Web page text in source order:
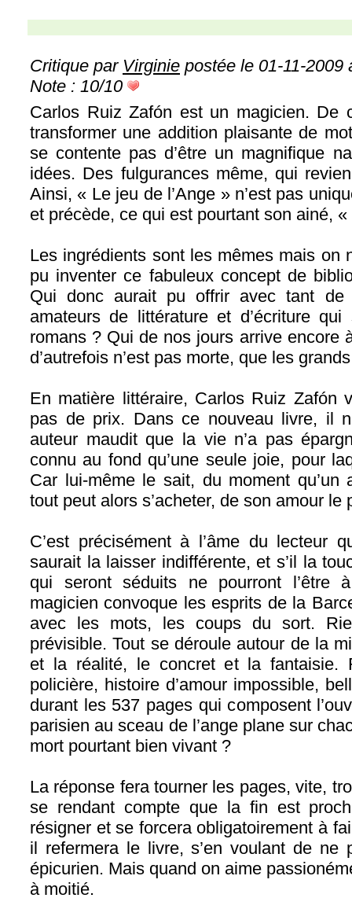
Critique par Virginie postée le 01-11-2009
Note : 10/10
Carlos Ruiz Zafón est un magicien. De
transformer une addition plaisante de
se contente pas d’être un magnifique
idées. Des fulgurances même, qui
Ainsi, « Le jeu de l’Ange » n’est pas
et précède, ce qui est pourtant son ainé, «
Les ingrédients sont les mêmes mais on
pu inventer ce fabuleux concept de
Qui donc aurait pu offrir avec tant
amateurs de littérature et d’écriture
romans ? Qui de nos jours arrive encore
d’autrefois n’est pas morte, que les
En matière littéraire, Carlos Ruiz Zafón
pas de prix. Dans ce nouveau livre, il
auteur maudit que la vie n’a pas
connu au fond qu’une seule joie, pour
Car lui-même le sait, du moment qu’un
tout peut alors s’acheter, de son amour le
C’est précisément à l’âme du lecteur
saurait la laisser indifférente, et s’il la
qui seront séduits ne pourront l’être
magicien convoque les esprits de la
avec les mots, les coups du sort.
prévisible. Tout se déroule autour de la
et la réalité, le concret et la fantaisie.
policière, histoire d’amour impossible,
durant les 537 pages qui composent
parisien au sceau de l’ange plane sur
mort pourtant bien vivant ?
La réponse fera tourner les pages, vite,
se rendant compte que la fin est
résigner et se forcera obligatoirement à
il refermera le livre, s’en voulant de ne
épicurien. Mais quand on aime
à moitié.